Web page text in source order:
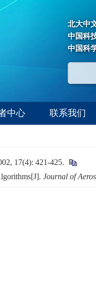
北大中
中国科
中国科
中心 联系我们
17(4): 421-425.
Journal of